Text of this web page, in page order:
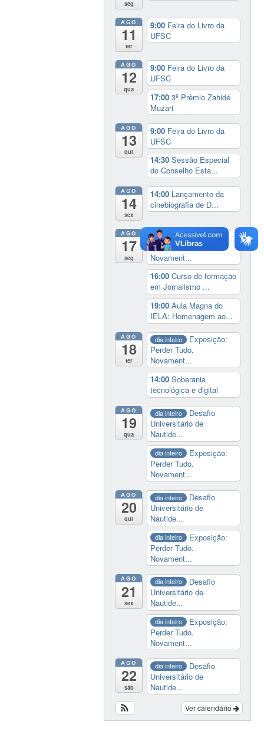
seg
AGO
11
ter
9:00 Feira do Livro da
UFSC
AGO
12
qua
9:00 Feira do Livro da
UFSC
17:003º Prêmio Zahidé
Muzart
AGO
13
qui
9:00 Feira do Livro da
UFSC
14:30Sessão Especial
do Conselho Esta...
AGO
14
sex
14:00 Lançamento da
cinebiografia de D...
AGO
17
seg
dia inteiro
Exposição:
Perder Tudo.
Novament...
16:00Curso de formação
em Jornalismo ...
19:00Aula Magna do
IELA: Homenagem ao...
AGO
18
ter
dia inteiro
Exposição:
Perder Tudo.
Novament...
14:00Soberania
tecnológica e digital
AGO
19
qua
dia inteiro
Desafio
Universitário de
Nautide...
dia inteiro
Exposição:
Perder Tudo.
Novament...
AGO
20
qui
dia inteiro
Desafio
Universitário de
Nautide...
dia inteiro
Exposição:
Perder Tudo.
Novament...
AGO
21
sex
dia inteiro
Desafio
Universitário de
Nautide...
dia inteiro
Exposição:
Perder Tudo.
Novament...
AGO
22
sáb
dia inteiro
Desafio
Universitário de
Nautide...
Ver calendário